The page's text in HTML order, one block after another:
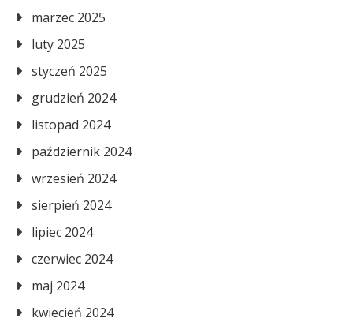
marzec 2025
luty 2025
styczeń 2025
grudzień 2024
listopad 2024
październik 2024
wrzesień 2024
sierpień 2024
lipiec 2024
czerwiec 2024
maj 2024
kwiecień 2024